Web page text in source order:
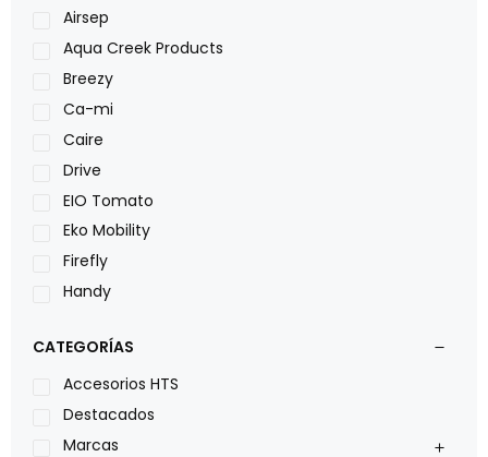
Airsep
Aqua Creek Products
Breezy
Ca-mi
Caire
Drive
EIO Tomato
Eko Mobility
Firefly
Handy
Leggero
Lumex
Medical Store
Nidek
CATEGORÍAS
Accesorios HTS
Destacados
Marcas